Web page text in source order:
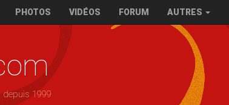
PHOTOS VIDÉOS FORUM AUTRES
1999